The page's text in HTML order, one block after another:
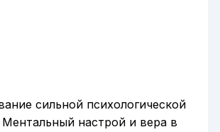
сильной психологической
настрой и вера в